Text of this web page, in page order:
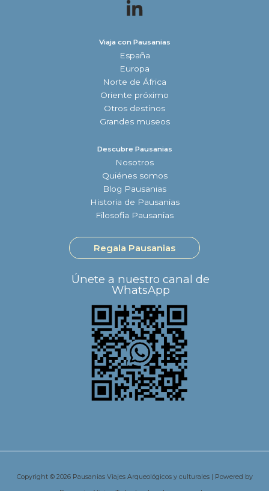
Viaja con Pausanias
España
Europa
Norte de África
Oriente próximo
Otros destinos
Grandes museos
Descubre Pausanias
Nosotros
Quiénes somos
Blog Pausanias
Historia de Pausanias
Filosofia Pausanias
Regala Pausanias
Únete a nuestro canal de
WhatsApp
Copyright © 2026 Pausanias Viajes Arqueológicos y culturales | Powered by